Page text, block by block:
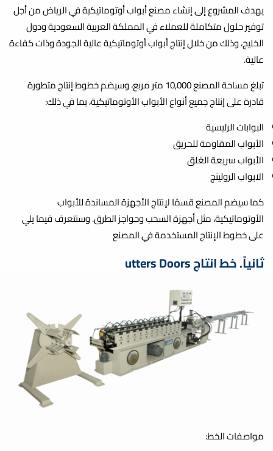
يهدف المشروع إلى إنشاء مصنع أبواب أوتوماتيكية في الرياض من أجل
توفير حلول متكاملة للعملاء في المملكة العربية السعودية ودول
الخليج، وذلك من خلال إنتاج أبواب أوتوماتيكية عالية الجودة وذات كفاءة
عالية.
تبلغ مساحة المصنع 10,000 متر مربع، وسيضم خطوط إنتاج متطورة
قادرة على إنتاج جميع أنواع الأبواب الأوتوماتيكية، بما في ذلك:
البوابات الرئيسية
الأبواب المقاومة للحريق
الأبواب سريعة الغلق
الابواب الرولينج
كما سيضم المصنع قسمًا لإنتاج الأجهزة المساندة للأبواب
الأوتوماتيكية، مثل أجهزة السحب وحواجز الطرق. وسنتعرف فيما يلي
على خطوط الإنتاج المستخدمة في المصنع
ثانياً. خط انتاج utters Doors
مواصفات الخط: